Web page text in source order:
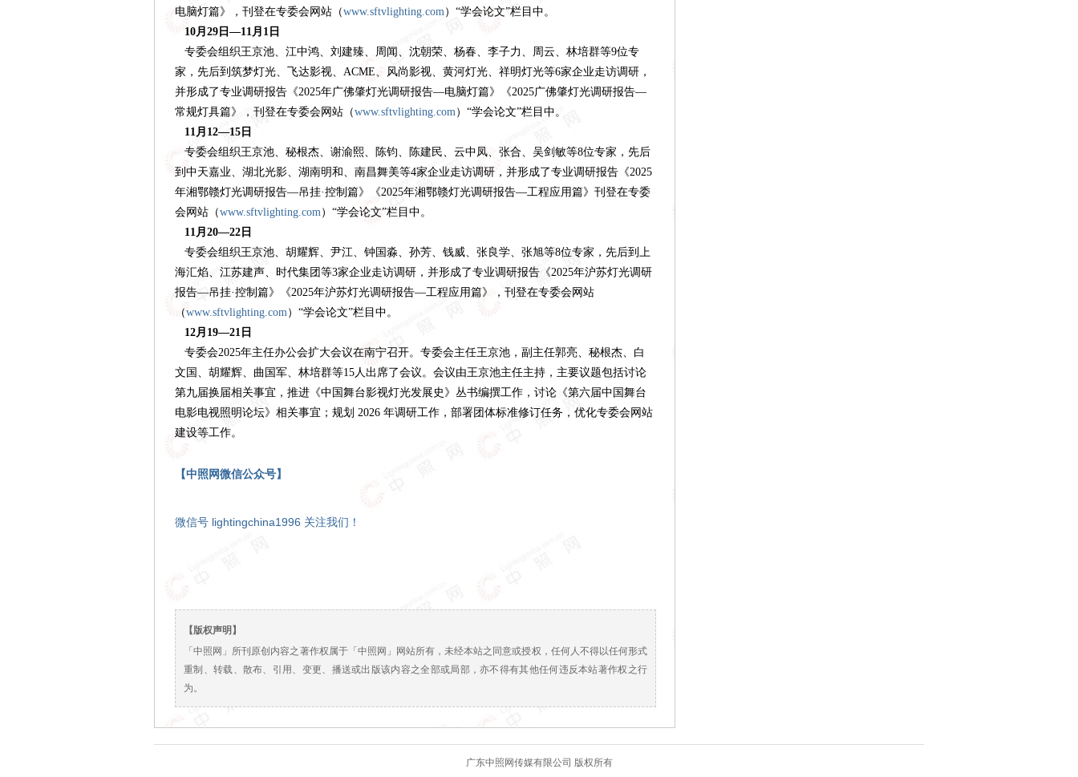
电脑灯篇》，刊登在专委会网站（www.sftvlighting.com）“学会论文”栏目中。
10月29日—11月1日
专委会组织王京池、江中鸿、刘建臻、周闻、沈朝荣、杨春、李子力、周云、林培群等9位专
家，先后到筑梦灯光、飞达影视、ACME、风尚影视、黄河灯光、祥明灯光等6家企业走访调研，
并形成了专业调研报告《2025年广佛肇灯光调研报告—电脑灯篇》《2025广佛肇灯光调研报告—
常规灯具篇》，刊登在专委会网站（www.sftvlighting.com） “学会论文”栏目中。
11月12—15日
专委会组织王京池、秘根杰、谢渝熙、陈钧、陈建民、云中凤、张合、吴剑敏等8位专家，先后
到中天嘉业、湖北光影、湖南明和、南昌舞美等4家企业走访调研，并形成了专业调研报告《2025
年湘鄂赣灯光调研报告—吊挂·控制篇》《2025年湘鄂赣灯光调研报告—工程应用篇》刊登在专委
会网站（www.sftvlighting.com） “学会论文”栏目中。
11月20—22日
专委会组织王京池、胡耀辉、尹江、钟国淼、孙芳、钱威、张良学、张旭等8位专家，先后到上
海汇焰、江苏建声、时代集团等3家企业走访调研，并形成了专业调研报告《2025年沪苏灯光调研
报告—吊挂·控制篇》《2025年沪苏灯光调研报告—工程应用篇》，刊登在专委会网站
（www.sftvlighting.com） “学会论文”栏目中。
12月19—21日
专委会2025年主任办公会扩大会议在南宁召开。专委会主任王京池，副主任郭亮、秘根杰、白
文国、胡耀辉、曲国军、林培群等15人出席了会议。会议由王京池主任主持，主要议题包括讨论
第九届换届相关事宜，推进《中国舞台影视灯光发展史》丛书编撰工作，讨论《第六届中国舞台
电影电视照明论坛》相关事宜；规划 2026 年调研工作，部署团体标准修订任务，优化专委会网站
建设等工作。
【中照网微信公众号】
微信号 lightingchina1996 关注我们！
【版权声明】
「中照网」所刊原创内容之著作权属于「中照网」网站所有，未经本站之同意或授权，任何人不得以任何形式
重制、转载、散布、引用、变更、播送或出版该内容之全部或局部，亦不得有其他任何违反本站著作权之行
为。
广东中照网传媒有限公司 版权所有